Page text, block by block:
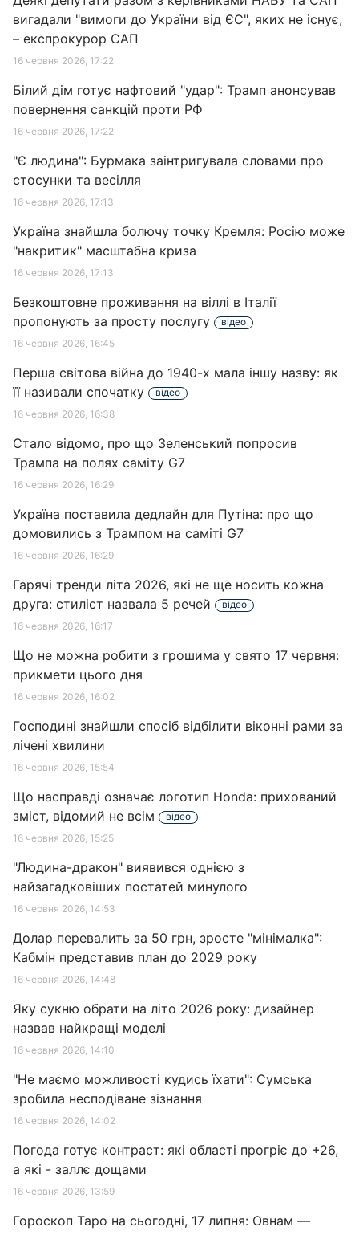
вигадали "вимоги до України від ЄС", яких не існує,
– експрокурор САП
16 червня 2026, 17:22
Білий дім готує нафтовий "удар": Трамп анонсував
повернення санкцій проти РФ
16 червня 2026, 17:22
"Є людина": Бурмака заінтригувала словами про
стосунки та весілля
16 червня 2026, 17:13
Україна знайшла болючу точку Кремля: Росію може
"накритик" масштабна криза
16 червня 2026, 17:13
Безкоштовне проживання на віллі в Італії
пропонують за просту послугу
відео
16 червня 2026, 16:45
Перша світова війна до 1940-х мала іншу назву: як
її називали спочатку
відео
16 червня 2026, 16:38
Стало відомо, про що Зеленський попросив
Трампа на полях саміту G7
16 червня 2026, 16:29
Україна поставила дедлайн для Путіна: про що
домовились з Трампом на саміті G7
16 червня 2026, 16:29
Гарячі тренди літа 2026, які не ще носить кожна
друга: стиліст назвала 5 речей
відео
16 червня 2026, 16:17
Що не можна робити з грошима у свято 17 червня:
прикмети цього дня
16 червня 2026, 16:02
Господині знайшли спосіб відбілити віконні рами за
лічені хвилини
16 червня 2026, 15:54
Що насправді означає логотип Honda: прихований
зміст, відомий не всім
відео
16 червня 2026, 15:25
"Людина-дракон" виявився однією з
найзагадковіших постатей минулого
16 червня 2026, 14:53
Долар перевалить за 50 грн, зросте "мінімалка":
Кабмін представив план до 2029 року
16 червня 2026, 14:48
Яку сукню обрати на літо 2026 року: дизайнер
назвав найкращі моделі
16 червня 2026, 14:10
"Не маємо можливості кудись їхати": Сумська
зробила несподіване зізнання
16 червня 2026, 14:02
Погода готує контраст: які області прогріє до +26,
а які - заллє дощами
16 червня 2026, 13:59
Гороскоп Таро на сьогодні, 17 липня: Овнам —